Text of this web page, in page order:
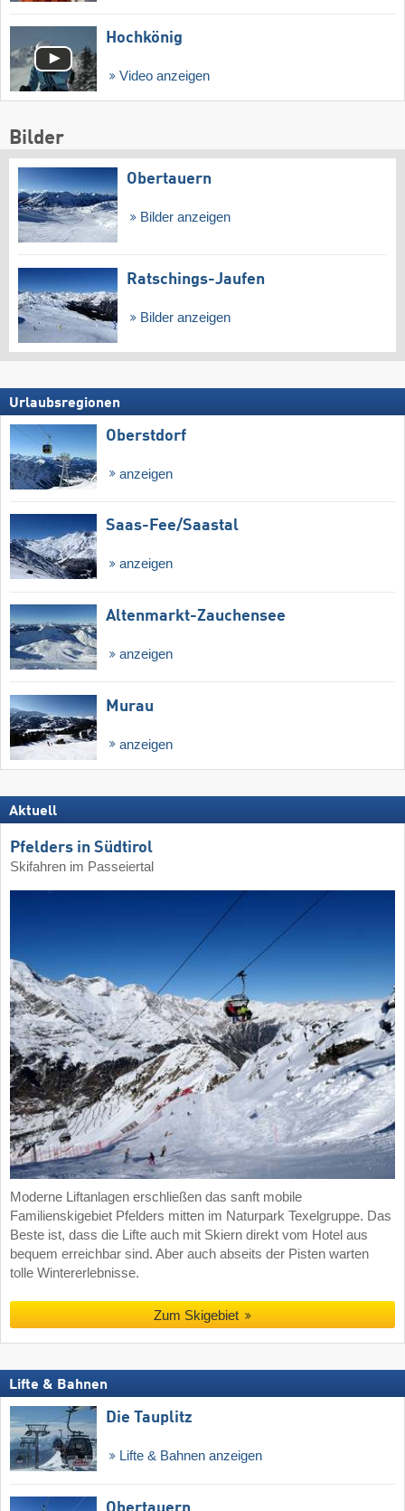
Hochkönig
Video anzeigen
Bilder
Obertauern
Bilder anzeigen
Ratschings-Jaufen
Bilder anzeigen
Urlaubsregionen
Oberstdorf
anzeigen
Saas-Fee/​Saastal
anzeigen
Altenmarkt-Zauchensee
anzeigen
Murau
anzeigen
Aktuell
Pfelders in Südtirol
Skifahren im Passeiertal
Moderne Liftanlagen erschließen das sanft mobile
Familienskigebiet Pfelders mitten im Naturpark Texelgruppe. Das
Beste ist, dass die Lifte auch mit Skiern direkt vom Hotel aus
bequem erreichbar sind. Aber auch abseits der Pisten warten
tolle Wintererlebnisse.
Zum Skigebiet
Lifte & Bahnen
Die Tauplitz
Lifte & Bahnen anzeigen